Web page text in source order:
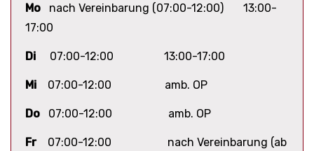
Mo
nach Vereinbarung (07:00-12:00) 13:00-
17:00
Di 07:00-12:00 13:00-17:00
Mi 07:00-12:00 amb. OP
Do 07:00-12:00 amb. OP
Fr07:00-12:00 nach Vereinbarung (ab